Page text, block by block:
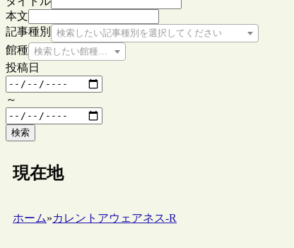
本文
記事種別
検索したい記事種別を選択してください
館種 検索したい館種を選択してください
投稿日
～
検索
現在地
ホーム»カレントアウェアネス-R